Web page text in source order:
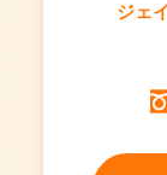
ジェ